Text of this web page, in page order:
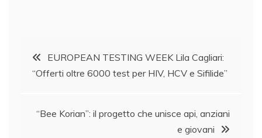
Navigazione
articoli
EUROPEAN TESTING WEEK Lila Cagliari:
“Offerti oltre 6000 test per HIV, HCV e Sifilide”
“Bee Korian”: il progetto che unisce api, anziani
e giovani